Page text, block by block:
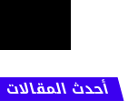
أحدث المقالات